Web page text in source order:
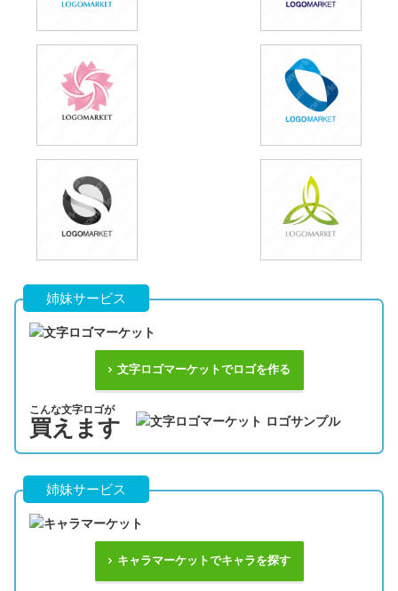
姉妹サービス
文字ロゴマーケットでロゴを作る
こんな文字ロゴが
買えます
姉妹サービス
キャラマーケットでキャラを探す